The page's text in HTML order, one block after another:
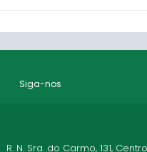
Siga-nos
R. N. Sra. do Carmo, 131, Centro